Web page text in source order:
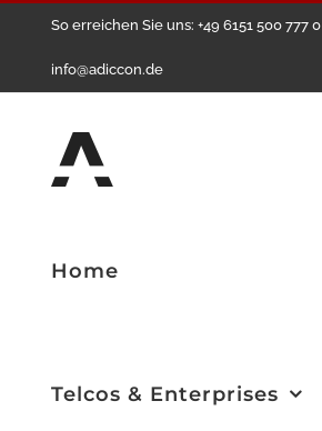
springen
So erreichen Sie uns: +49 6151 500 777 0
info@adiccon.de
Home
Telcos & Enterprises